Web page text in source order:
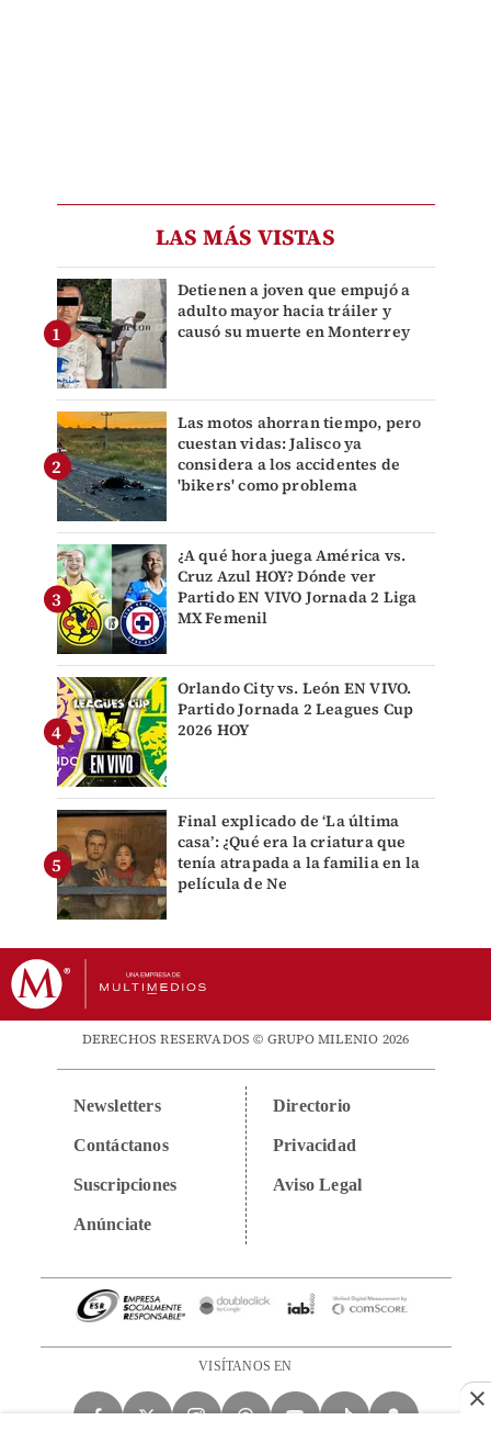
LAS MÁS VISTAS
Detienen a joven que empujó a
adulto mayor hacia tráiler y
causó su muerte en Monterrey
Las motos ahorran tiempo, pero
cuestan vidas: Jalisco ya
considera a los accidentes de
'bikers' como problema
¿A qué hora juega América vs.
Cruz Azul HOY? Dónde ver
Partido EN VIVO Jornada 2 Liga
MX Femenil
Orlando City vs. León EN VIVO.
Partido Jornada 2 Leagues Cup
2026 HOY
Final explicado de ‘La última
casa’: ¿Qué era la criatura que
tenía atrapada a la familia en la
película de Ne
DERECHOS RESERVADOS © GRUPO MILENIO 2026
Newsletters
Contáctanos
Suscripciones
Anúnciate
Directorio
Privacidad
Aviso Legal
VISÍTANOS EN